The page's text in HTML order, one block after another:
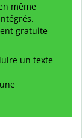
même
gratuite
un texte